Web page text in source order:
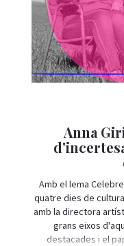
Anna
Amb el lema
quatre dies de
amb la directora
grans eixos
destacades i el